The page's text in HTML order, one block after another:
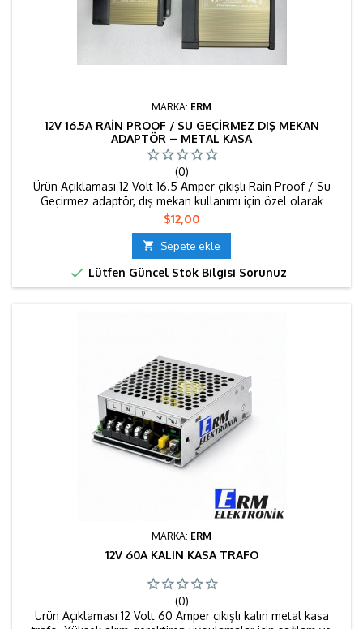
MARKA: ERM
12V 16.5A RAIN PROOF / SU GEÇIRMEZ DIŞ MEKAN
ADAPTÖR – METAL KASA
(0)
Ürün Açıklaması 12 Volt 16.5 Amper çıkışlı Rain Proof / Su
Geçirmez adaptör, dış mekan kullanımı için özel olarak
tasarlanmıştır. Metal kasa sayesinde dayanıklı ve güvenlidir.
LED sistemler, tabela uygulamaları, bahçe ışıklandırmaları ve
güvenlik kameraları için stabil enerji sağlar. IP koruma sınıfı
sayesinde yağmur ve nem gibi dış etkenlere karşı koruma...
Fiyat
$12,00
 Sepete ekle
 Lütfen Güncel Stok Bilgisi Sorunuz
MARKA: ERM
12V 60A KALIN KASA TRAFO
(0)
Ürün Açıklaması 12 Volt 60 Amper çıkışlı kalın metal kasa